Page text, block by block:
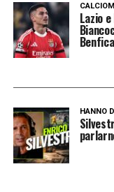
Lazio
Benfica
HANNO